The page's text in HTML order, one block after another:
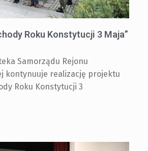
Roku Konstytucji 3 Maja”
Samorządu Rejonu
kontynuuje realizację projektu
Roku Konstytucji 3